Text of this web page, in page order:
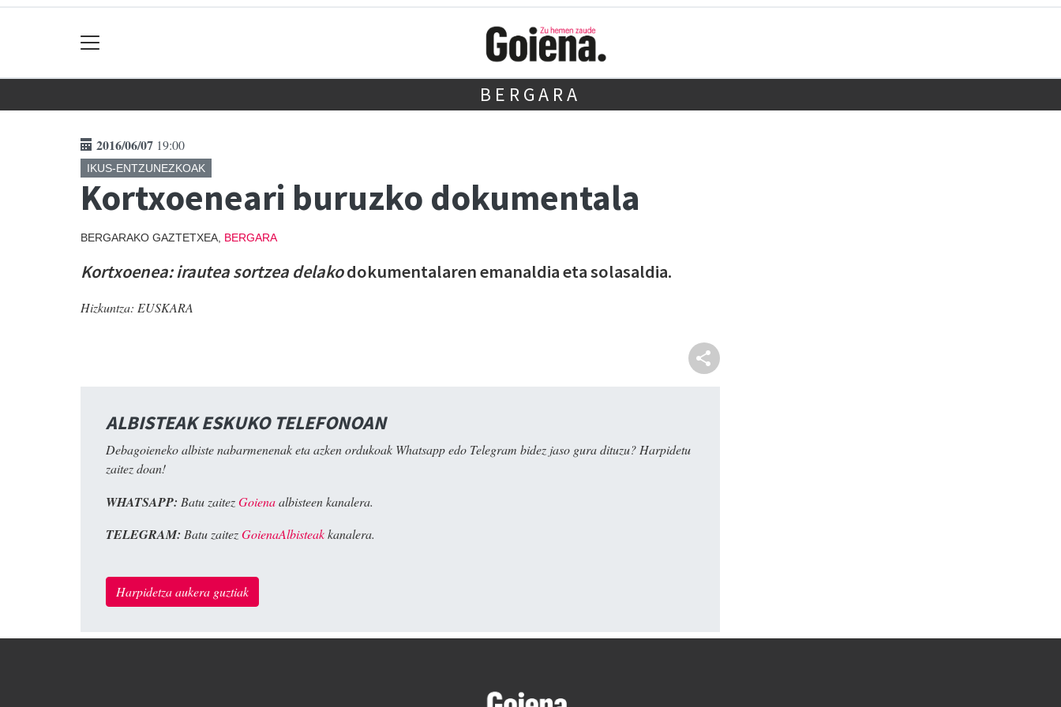
BERGARA
2016/06/07 19:00
IKUS-ENTZUNEZKOAK
Kortxoeneari buruzko dokumentala
BERGARAKO GAZTETXEA, BERGARA
Kortxoenea: irautea sortzea delakodokumentalaren emanaldia eta solasaldia.
Hizkuntza: EUSKARA
ALBISTEAK ESKUKO TELEFONOAN
Debagoieneko albiste nabarmenenak eta azken ordukoak Whatsapp edo Telegram bidez jaso gura dituzu? Harpidetu
zaitez doan!
WHATSAPP: Batu zaitezGoienaalbisteen kanalera.
TELEGRAM: Batu zaitezGoienaAlbisteakkanalera.
Harpidetza aukera guztiak